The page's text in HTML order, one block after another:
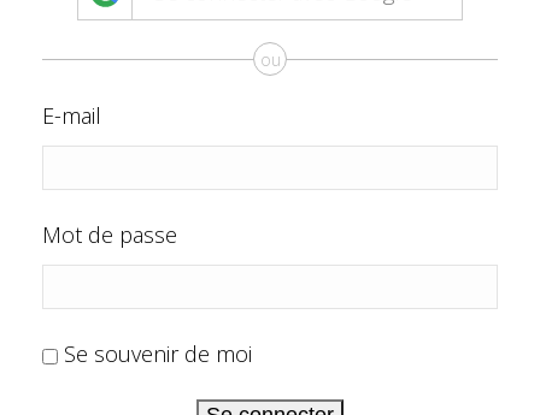
ou
E-mail
Mot de passe
Se souvenir de moi